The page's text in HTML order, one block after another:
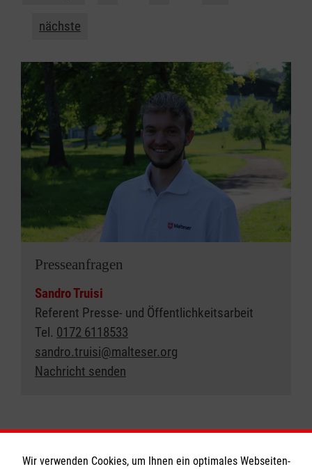
nächste
Presseanfragen
Sandro Truisi
Referent Presse- und Öffentlichkeitsarbeit
Tel. 0172 6118533
sandro.truisi@malteser.org
Nachricht senden
Wir verwenden Cookies, um Ihnen ein optimales Webseiten-